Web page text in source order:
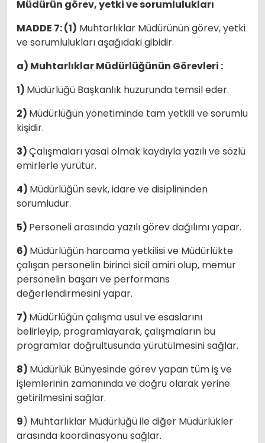
Müdürün görev, yetki ve sorumlulukları
MADDE 7: (1) Muhtarlıklar Müdürünün görev, yetki
ve sorumlulukları aşağıdaki gibidir.
a) Muhtarlıklar Müdürlüğünün Görevleri :
1) Müdürlüğü Başkanlık huzurunda temsil eder.
2) Müdürlüğün yönetiminde tam yetkili ve sorumlu
kişidir.
3)Çalışmaları yasal olmak kaydıyla yazılı ve sözlü
emirlerle yürütür.
4) Müdürlüğün sevk, idare ve disiplininden
sorumludur.
5) Personeli arasında yazılı görev dağılımı yapar.
6) Müdürlüğün harcama yetkilisi ve Müdürlükte
çalışan personelin birinci sicil amiri olup, memur
personelin başarı ve performans
değerlendirmesini yapar.
7) Müdürlüğün çalışma usul ve esaslarını
belirleyip, programlayarak, çalışmaların bu
programlar doğrultusunda yürütülmesini sağlar.
8) Müdürlük Bünyesinde görev yapan tüm iş ve
işlemlerinin zamanında ve doğru olarak yerine
getirilmesini sağlar.
9) Muhtarlıklar Müdürlüğü ile diğer Müdürlükler
arasında koordinasyonu sağlar.